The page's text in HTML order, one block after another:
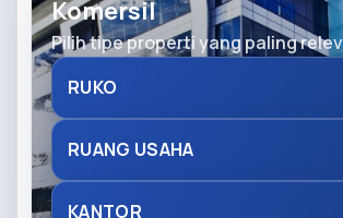
Komersil
Pilih tipe properti yang paling
RUKO
RUANG USAHA
KANTOR